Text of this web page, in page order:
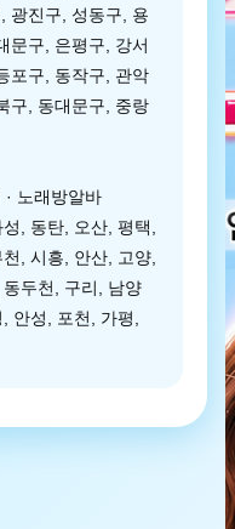
광진구, 성동구, 용
문구, 은평구, 강서
포구, 동작구, 관악
구, 동대문구, 중랑
노래방알바
, 동탄, 오산, 평택,
, 시흥, 안산, 고양,
두천, 구리, 남양
안성, 포천, 가평,